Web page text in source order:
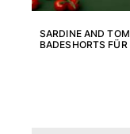
SARDINE AND
BADESHORTS FÜR